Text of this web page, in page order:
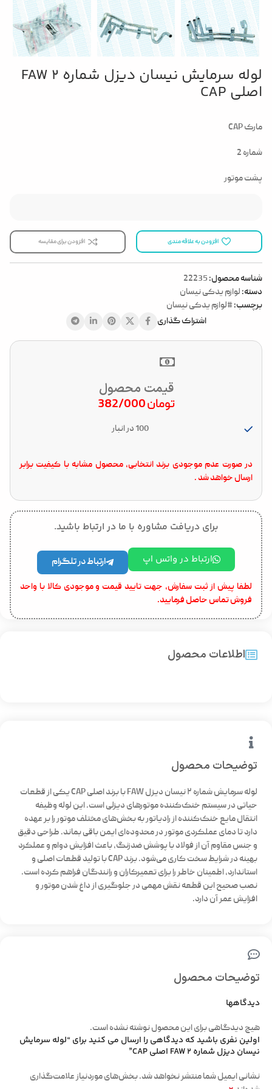
لوله سرمایش نیسان دیزل شماره 2 FAW
اصلی CAP
مارک CAP
شماره 2
پشت موتور
افزودن به علاقه مندی افزودن برای مقایسه
شناسه محصول:22235
دسته: لوازم یدکی نیسان
برچسب:#لوازم یدکی نیسان
اشتراک گذاری
قیمت محصول
تومان
100 در انبار
در صورت عدم موجودی برند انتخابی، محصول مشابه با کیفیت برابر
ارسال خواهد شد .
برای دریافت مشاوره با ما در ارتباط باشید.
ارتباط در واتس اپ ارتباط در تلگرام
لطفا پیش از ثبت سفارش، جهت تایید قیمت و موجودی کالا با واحد
فروش تماس حاصل فرمایید.
توضیحات محصول
لوله سرمایش شماره ۲ نیسان دیزل FAW با برند اصلی CAP یکی از قطعات
حیاتی در سیستم خنک‌کننده موتورهای دیزلی است. این لوله وظیفه
انتقال مایع خنک‌کننده از رادیاتور به بخش‌های مختلف موتور را بر عهده
دارد تا دمای عملکردی موتور در محدوده‌ای ایمن باقی بماند. طراحی دقیق
و جنس مقاوم آن از فولاد با پوشش ضدزنگ، باعث افزایش دوام و عملکرد
بهینه در شرایط سخت کاری می‌شود. برند CAP با تولید قطعات اصلی و
استاندارد، اطمینان خاطر را برای تعمیرکاران و رانندگان فراهم کرده است.
نصب صحیح این قطعه نقش مهمی در جلوگیری از داغ شدن موتور و
افزایش عمر آن دارد.
اطلاعات محصول
توضیحات محصول
دیدگاهها
هیچ دیدگاهی برای این محصول نوشته نشده است.
اولین نفری باشید که دیدگاهی را ارسال می کنید برای “لوله سرمایش
نیسان دیزل شماره 2 FAW اصلی CAP”
نشانی ایمیل شما منتشر نخواهد شد.بخش‌های موردنیاز علامت‌گذاری